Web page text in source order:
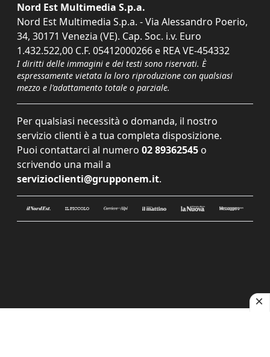
Nord Est Multimedia S.p.a.
Nord Est Multimedia S.p.a. - Via Alessandro Poerio,
34, 30171 Venezia (VE). Cap. Soc. i.v. Euro
1.432.522,00 C.F. 05412000266 e REA VE-454332
I diritti delle immagini e dei testi sono riservati. È
espressamente vietata la loro riproduzione con qualsiasi
mezzo e l'adattamento totale o parziale.
Per qualsiasi necessità o domanda, il nostro
servizio clienti è a tua completa disposizione.
Puoi contattarci al numero 02 89362545 o
scrivendo una mail a
servizioclienti@grupponem.it.